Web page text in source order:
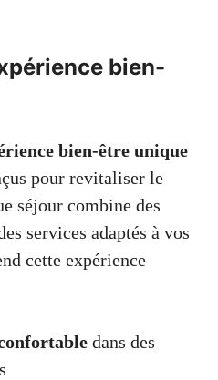
bien-
bien-être unique
pour revitaliser le
séjour combine des
services adaptés à vos
cette expérience
dans des